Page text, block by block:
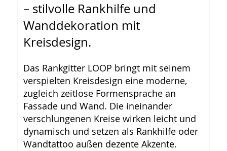
– stilvolle Rankhilfe und
Wanddekoration mit
Kreisdesign.
Das Rankgitter LOOP bringt mit seinem
verspielten Kreisdesign eine moderne,
zugleich zeitlose Formensprache an
Fassade und Wand. Die ineinander
verschlungenen Kreise wirken leicht und
dynamisch und setzen als Rankhilfe oder
Wandtattoo außen dezente Akzente.